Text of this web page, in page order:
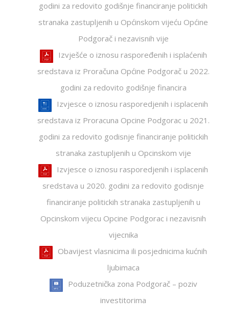
godini za redovito godišnje financiranje politickih
stranaka zastupljenih u Općinskom vijeću Općine
Podgorač i nezavisnih vije
Izvješće o iznosu raspoređenih i isplaćenih
sredstava iz Proračuna Općine Podgorač u 2022.
godini za redovito godišnje financira
Izvjesce o iznosu rasporedjenih i isplacenih
sredstava iz Proracuna Opcine Podgorac u 2021.
godini za redovito godisnje financiranje politickih
stranaka zastupljenih u Opcinskom vije
Izvjesce o iznosu rasporedjenih i isplacenih
sredstava u 2020. godini za redovito godisnje
financiranje politickih stranaka zastupljenih u
Opcinskom vijecu Opcine Podgorac i nezavisnih
vijecnika
Obavijest vlasnicima ili posjednicima kućnih
ljubimaca
Poduzetnička zona Podgorač – poziv
investitorima